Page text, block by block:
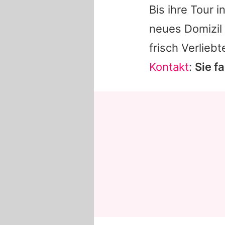
Bis ihre Tour
neues
frisch
Kontakt: Sie